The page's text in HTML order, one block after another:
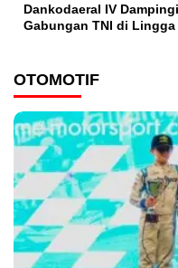
Dankodaeral IV
Gabungan TNI di Lingga
OTOMOTIF